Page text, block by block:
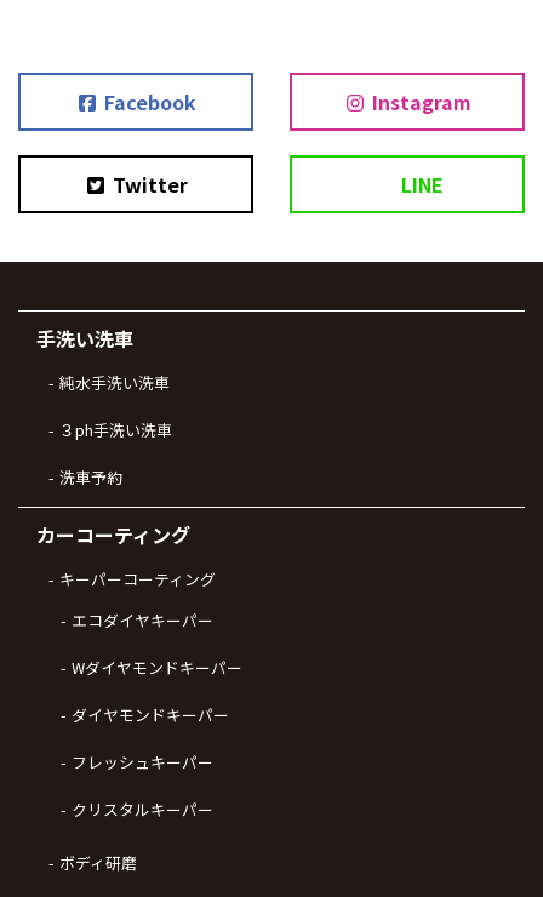
Facebook Instagram
Twitter LINE
手洗い洗車
純水手洗い洗車
３ph手洗い洗車
洗車予約
カーコーティング
キーパーコーティング
エコダイヤキーパー
Wダイヤモンドキーパー
ダイヤモンドキーパー
フレッシュキーパー
クリスタルキーパー
ボディ研磨